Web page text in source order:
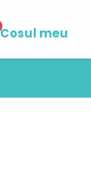
Cosul meu